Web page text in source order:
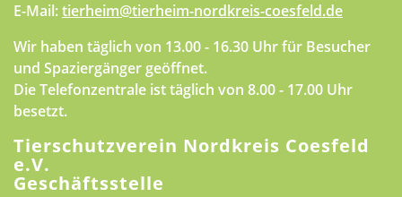
E-Mail:tierheim@tierheim-nordkreis-coesfeld.de
Wir haben täglich von 13.00 - 16.30 Uhr für Besucher
und Spaziergänger geöffnet.
Die Telefonzentrale ist täglich von 8.00 - 17.00 Uhr
besetzt.
Tierschutzverein Nordkreis Coesfeld
e.V.
Geschäftsstelle